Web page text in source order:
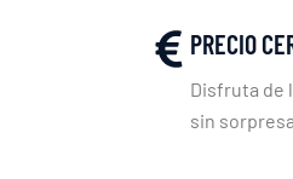
PRECIO
Disfruta de
sin